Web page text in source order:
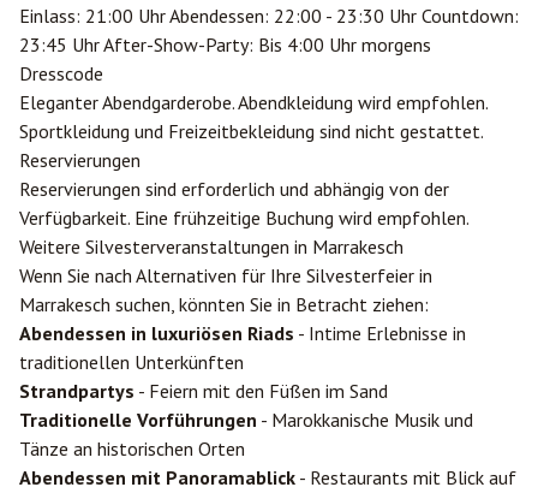
Einlass: 21:00 Uhr Abendessen: 22:00 - 23:30 Uhr Countdown:
23:45 Uhr After-Show-Party: Bis 4:00 Uhr morgens
Dresscode
Eleganter Abendgarderobe. Abendkleidung wird empfohlen.
Sportkleidung und Freizeitbekleidung sind nicht gestattet.
Reservierungen
Reservierungen sind erforderlich und abhängig von der
Verfügbarkeit. Eine frühzeitige Buchung wird empfohlen.
Weitere Silvesterveranstaltungen in Marrakesch
Wenn Sie nach Alternativen für Ihre Silvesterfeier in
Marrakesch suchen, könnten Sie in Betracht ziehen:
Abendessen in luxuriösen Riads - Intime Erlebnisse in
traditionellen Unterkünften
Strandpartys - Feiern mit den Füßen im Sand
Traditionelle Vorführungen - Marokkanische Musik und
Tänze an historischen Orten
Abendessen mit Panoramablick - Restaurants mit Blick auf